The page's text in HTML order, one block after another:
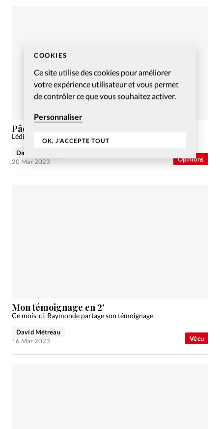
COOKIES
Ce site utilise des cookies pour améliorer
votre expérience utilisateur et vous permet
de contrôler ce que vous souhaitez activer.
Personnaliser
OK, J'ACCEPTE TOUT
Opinions
Pâques et le corps sans filtre
L'édito de l'édition d'avril 2023
David Métreau
20 Mar 2023
Vécu
Mon témoignage en 2’
Ce mois-ci, Raymonde partage son témoignage.
David Métreau
16 Mar 2023